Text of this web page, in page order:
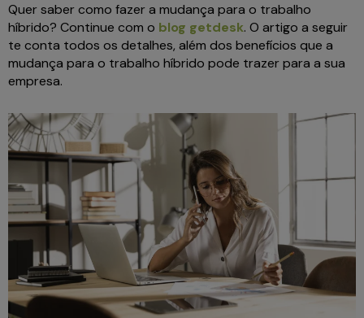
Quer saber como fazer a mudança para o trabalho
híbrido? Continue com o blog getdesk. O artigo a seguir
te conta todos os detalhes, além dos benefícios que a
mudança para o trabalho híbrido pode trazer para a sua
empresa.